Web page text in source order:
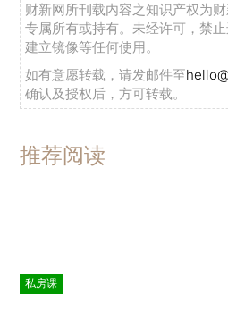
财新网所刊载内容之知识产权为
专属所有或持有。未经许可，禁
建立镜像等任何使用。
如有意愿转载，请发邮件至
确认及授权后，方可转载。
推荐阅读
私房课